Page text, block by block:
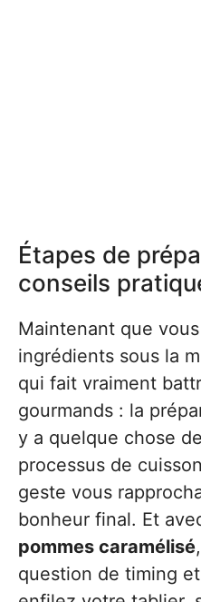
Étapes de
conseils
Maintenant que
ingrédients sous la
qui fait vraiment
gourmands : la
y a quelque chose
processus de
geste vous
bonheur final. Et
pommes caramélisé
question de timing